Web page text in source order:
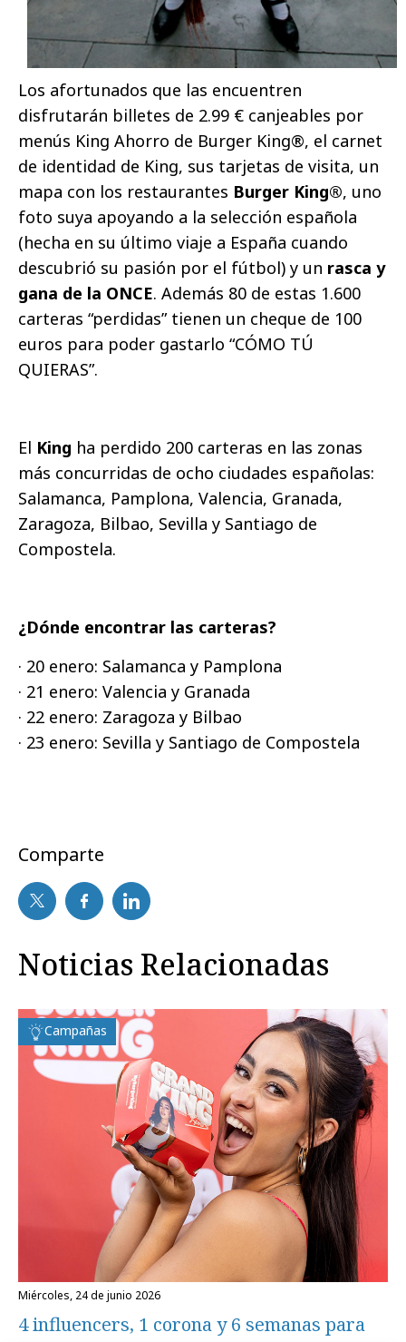
Los afortunados que las encuentren
disfrutarán billetes de 2.99 € canjeables por
menús King Ahorro de Burger King®, el carnet
de identidad de King, sus tarjetas de visita, un
mapa con los restaurantes Burger King®, uno
foto suya apoyando a la selección española
(hecha en su último viaje a España cuando
descubrió su pasión por el fútbol) y un rasca y
gana de la ONCE. Además 80 de estas 1.600
carteras “perdidas” tienen un cheque de 100
euros para poder gastarlo “CÓMO TÚ
QUIERAS”.
El King ha perdido 200 carteras en las zonas
más concurridas de ocho ciudades españolas:
Salamanca, Pamplona, Valencia, Granada,
Zaragoza, Bilbao, Sevilla y Santiago de
Compostela.
¿Dónde encontrar las carteras?
· 20 enero: Salamanca y Pamplona
· 21 enero: Valencia y Granada
· 22 enero: Zaragoza y Bilbao
· 23 enero: Sevilla y Santiago de Compostela
Comparte
Noticias Relacionadas
Campañas
miércoles, 24 de junio 2026
4 influencers, 1 corona y 6 semanas para